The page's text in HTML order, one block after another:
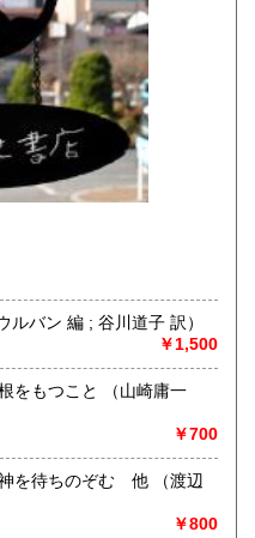
福岡県
長崎県
大分県
鹿児島県
ーター・ウルバン 編 ; 谷川道子 訳）
￥1,500
と （山崎庸一
￥700
ちのぞむ 他 （渡辺
￥800